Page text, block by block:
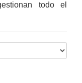
todo el